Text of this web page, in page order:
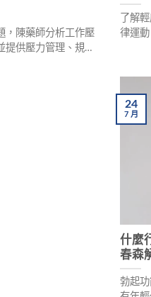
，陳藥師分析工作壓
提供壓力管理、規律
了解
律運
什麼
春森
勃起
24
7月